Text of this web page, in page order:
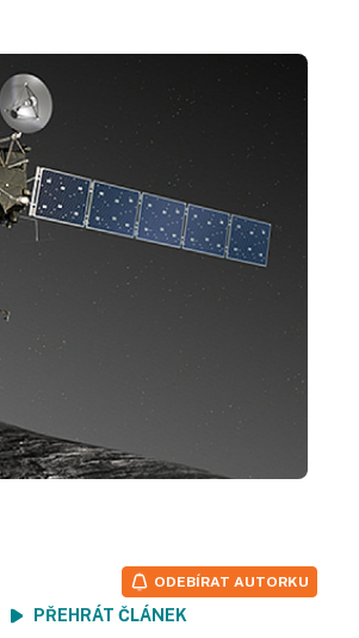
PŘEHRÁT ČLÁNEK
ODEBÍRAT AUTORKU